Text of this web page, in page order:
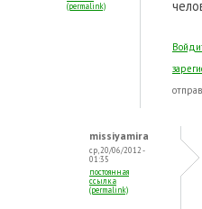
(permalink)
missiyamira
ср, 20/06/2012 -
01:35
постоянная
ссылка
(permalink)